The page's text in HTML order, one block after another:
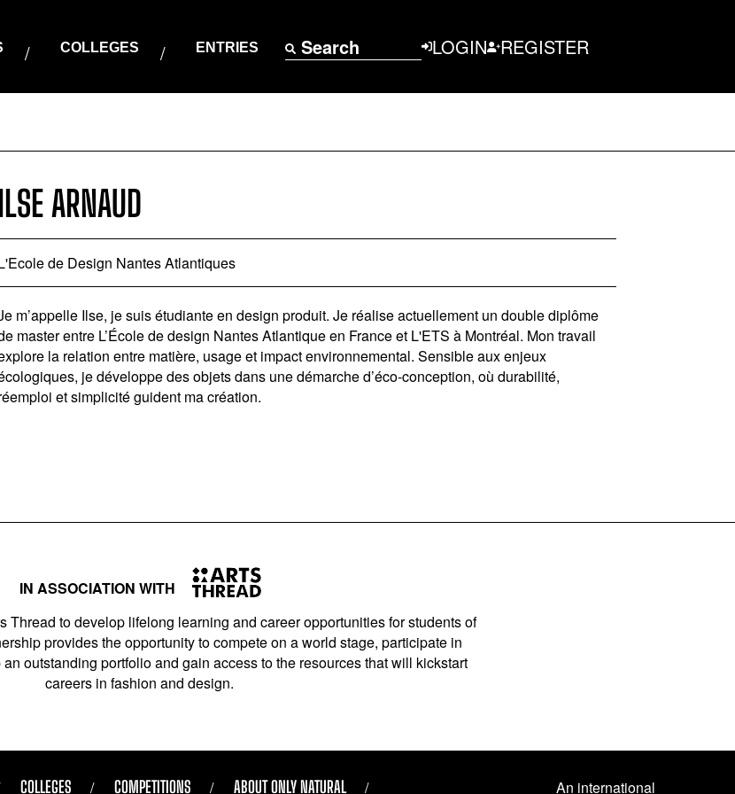
COLLEGES ENTRIES Search LOGIN REGISTER
ILSE ARNAUD
de Design Nantes Atlantiques
m’appelle Ilse, je suis étudiante en design produit. Je réalise actuellement un double diplôme
master entre L’École de design Nantes Atlantique en France et L'ETS à Montréal. Mon travail
la relation entre matière, usage et impact environnemental. Sensible aux enjeux
je développe des objets dans une démarche d’éco-conception, où durabilité,
et simplicité guident ma création.
IN ASSOCIATION WITH
Thread to develop lifelong learning and career opportunities for students of
provides the opportunity to compete on a world stage, participate in
outstanding portfolio and gain access to the resources that will kickstart
careers in fashion and design.
COLLEGES COMPETITIONS ABOUT ONLY NATURAL An international